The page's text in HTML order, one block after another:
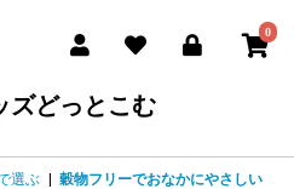
0
ズどっとこむ
選ぶ 穀物フリーでおなかにやさしい